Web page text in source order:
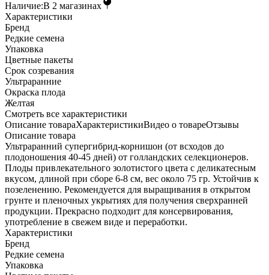
Наличие:В 2 магазинах
Характеристики
Бренд
Редкие семена
Упаковка
Цветные пакеты
Срок созревания
Ультраранние
Окраска плода
Желтая
Cмотреть все характеристики
Описание товараХарактеристикиВидео о товареОтзывы
Описание товара
Ультраранний супергибрид-корнишон (от всходов до
плодоношения 40-45 дней) от голландских селекционеров.
Плоды привлекательного золотистого цвета с деликатесным
вкусом, длиной при сборе 6-8 см, вес около 75 гр. Устойчив к
позеленению. Рекомендуется для выращивания в открытом
грунте и пленочных укрытиях для получения сверхранней
продукции. Прекрасно подходит для консервирования,
употребление в свежем виде и переработки.
Характеристики
Бренд
Редкие семена
Упаковка